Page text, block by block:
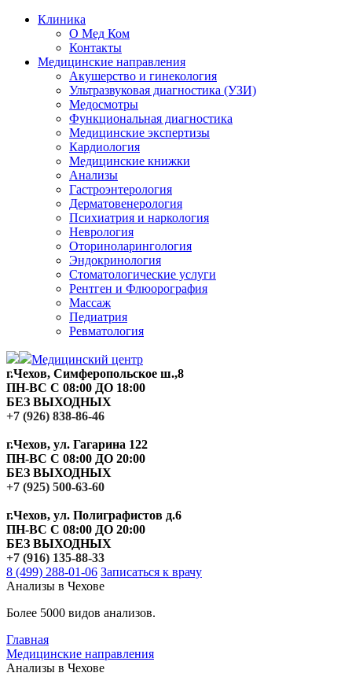
Клиника
О Мед Ком
Контакты
Медицинские направления
Акушерство и гинекология
Ультразвуковая диагностика (УЗИ)
Медосмотры
Функциональная диагностика
Медицинские экспертизы
Кардиология
Медицинские книжки
Анализы
Гастроэнтерология
Дерматовенерология
Психиатрия и наркология
Неврология
Оториноларингология
Эндокринология
Стоматологические услуги
Рентген и Флюорография
Массаж
Педиатрия
Ревматология
Медицинский центр
г.Чехов, Симферопольское ш.,8
ПН-ВС С 08:00 ДО 18:00
БЕЗ ВЫХОДНЫХ
+7 (926) 838-86-46
г.Чехов, ул. Гагарина 122
ПН-ВС С 08:00 ДО 20:00
БЕЗ ВЫХОДНЫХ
+7 (925) 500-63-60
г.Чехов, ул. Полиграфистов д.6
ПН-ВС С 08:00 ДО 20:00
БЕЗ ВЫХОДНЫХ
+7 (916) 135-88-33
8 (499) 288-01-06 Записаться к врачу
Анализы в Чехове
Более 5000 видов анализов.
Главная
Медицинские направления
Анализы в Чехове